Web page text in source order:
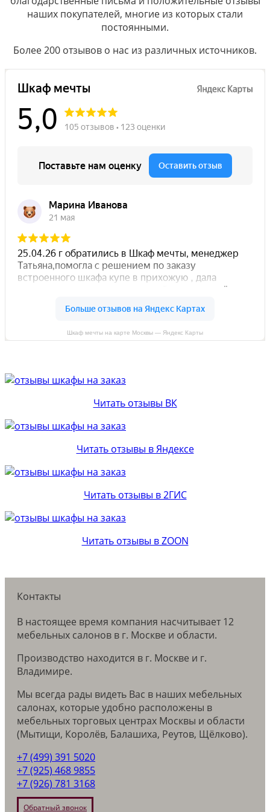
наших покупателей, многие из которых стали
постоянными.
Более 200 отзывов о нас из различных источников.
Шкаф мечты на карте Москвы — Яндекс Карты
Читать отзывы ВК
Читать отзывы в Яндексе
Читать отзывы в 2ГИС
Читать отзывы в ZOON
Контакты
В настоящее время компания насчитывает 12
мебельных салонов в г. Москве и области.
Производство находится в г. Москве и г.
Владимире.
Мы всегда рады видеть Вас в наших мебельных
салонах, которые удобно расположены в
мебельных торговых центрах Москвы и области
(Мытищи, Королёв, Балашиха, Реутов, Щёлково).
+7 (499) 391 5020
+7 (925) 468 9855
+7 (926) 781 3168
Обратный звонок